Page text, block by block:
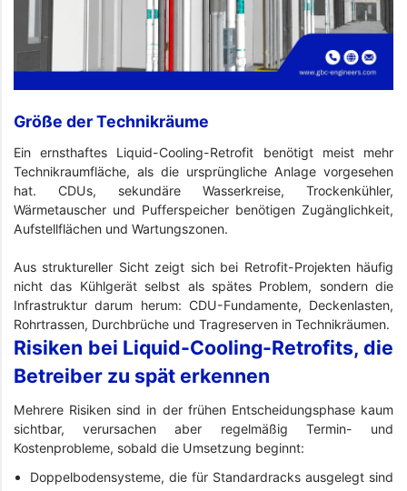
Größe der Technikräume
Ein ernsthaftes Liquid-Cooling-Retrofit benötigt meist mehr
Technikraumfläche, als die ursprüngliche Anlage vorgesehen
hat. CDUs, sekundäre Wasserkreise, Trockenkühler,
Wärmetauscher und Pufferspeicher benötigen Zugänglichkeit,
Aufstellflächen und Wartungszonen.
Aus struktureller Sicht zeigt sich bei Retrofit-Projekten häufig
nicht das Kühlgerät selbst als spätes Problem, sondern die
Infrastruktur darum herum: CDU-Fundamente, Deckenlasten,
Rohrtrassen, Durchbrüche und Tragreserven in Technikräumen.
Risiken bei Liquid-Cooling-Retrofits, die
Betreiber zu spät erkennen
Mehrere Risiken sind in der frühen Entscheidungsphase kaum
sichtbar, verursachen aber regelmäßig Termin- und
Kostenprobleme, sobald die Umsetzung beginnt:
Doppelbodensysteme, die für Standardracks ausgelegt sind